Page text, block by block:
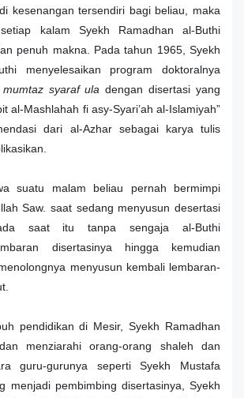
kesenangan tersendiri bagi beliau, maka
kalam Syekh Ramadhan al-Buthi
penuh makna. Pada tahun 1965, Syekh
menyelesaikan program doktoralnya
mumtaz syaraf uladengan disertasi yang
al-Mashlahah fi asy-Syari’ah al-Islamiyah”
dari al-Azhar sebagai karya tulis
suatu malam beliau pernah bermimpi
Saw. saat sedang menyusun desertasi
saat itu tanpa sengaja al-Buthi
disertasinya hingga kemudian
menyusun kembali lembaran-
pendidikan di Mesir, Syekh Ramadhan
menziarahi orang-orang shaleh dan
guru-gurunya seperti Syekh Mustafa
menjadi pembimbing disertasinya, Syekh